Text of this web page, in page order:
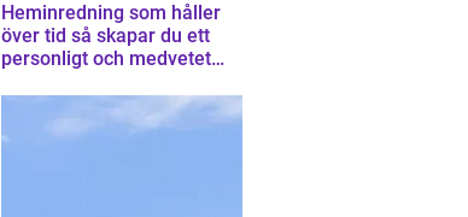
Heminredning som håller
över tid så skapar du ett
personligt och medvetet